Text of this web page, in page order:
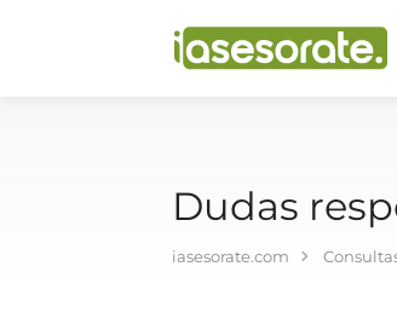
Dudas
iasesorate.com